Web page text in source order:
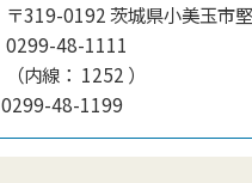
〒319-0192 茨城県小美玉市
0299-48-1111
（内線 ： 1252 ）
0299-48-1199